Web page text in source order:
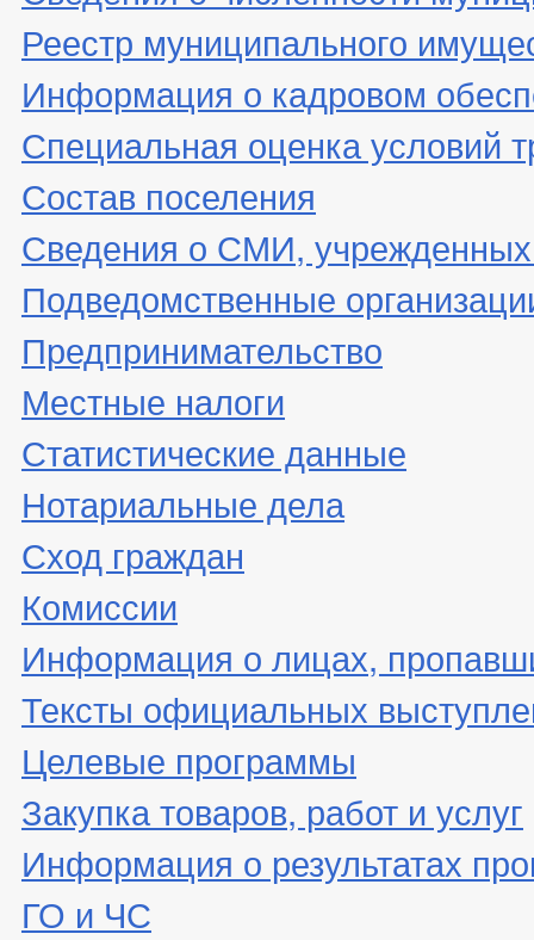
Реестр муниципального
Информация о кадровом
Специальная оценка условий
Состав поселения
Сведения о СМИ,
Подведомственные
Предпринимательство
Местные налоги
Статистические данные
Нотариальные дела
Сход граждан
Комиссии
Информация о лицах,
Тексты официальных
Целевые программы
Закупка товаров, работ и услуг
Информация о результатах
ГО и ЧС